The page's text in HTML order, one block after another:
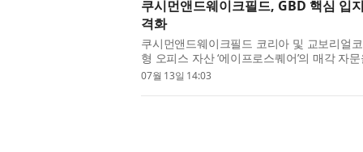
쿠시먼앤드웨이크필드, GBD 핵심 입
격화
쿠시먼앤드웨이크필드 코리아 및 교보리얼
형 오피스 자산 ‘에이프로스퀘어’의 매각 자
희소한 규모의 오피스 자산으로, 안정적인
07월 13일 14:03